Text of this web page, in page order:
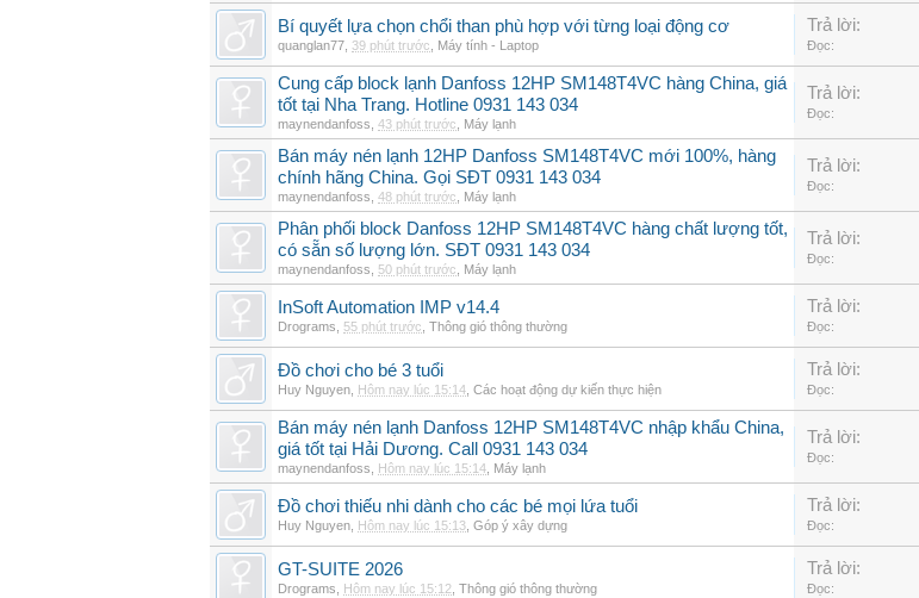
Bí quyết lựa chọn chổi than phù hợp với từng loại động cơ
quanglan77 39 phút trước Máy tính - Laptop
Trả lời:
Đọc:
Cung cấp block lạnh Danfoss 12HP SM148T4VC hàng China, giá
tốt tại Nha Trang. Hotline 0931 143 034
maynendanfoss 43 phút trước Máy lạnh
Trả lời:
Đọc:
Bán máy nén lạnh 12HP Danfoss SM148T4VC mới 100%, hàng
chính hãng China. Gọi SĐT 0931 143 034
maynendanfoss 48 phút trước Máy lạnh
Trả lời:
Đọc:
Phân phối block Danfoss 12HP SM148T4VC hàng chất lượng tốt,
có sẵn số lượng lớn. SĐT 0931 143 034
maynendanfoss 50 phút trước Máy lạnh
Trả lời:
Đọc:
InSoft Automation IMP v14.4
Drograms 55 phút trước Thông gió thông thường
Trả lời:
Đọc:
Đồ chơi cho bé 3 tuổi
Huy Nguyen Hôm nay lúc 15:14 Các hoạt động dự kiến thực hiện
Trả lời:
Đọc:
Bán máy nén lạnh Danfoss 12HP SM148T4VC nhập khẩu China,
giá tốt tại Hải Dương. Call 0931 143 034
maynendanfoss Hôm nay lúc 15:14 Máy lạnh
Trả lời:
Đọc:
Đồ chơi thiếu nhi dành cho các bé mọi lứa tuổi
Huy Nguyen Hôm nay lúc 15:13 Góp ý xây dựng
Trả lời:
Đọc:
GT-SUITE 2026
Drograms Hôm nay lúc 15:12 Thông gió thông thường
Trả lời:
Đọc: